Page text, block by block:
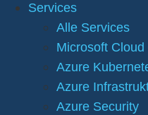
Services
Alle Services
Microsoft
Azure
Azure
Azure Security